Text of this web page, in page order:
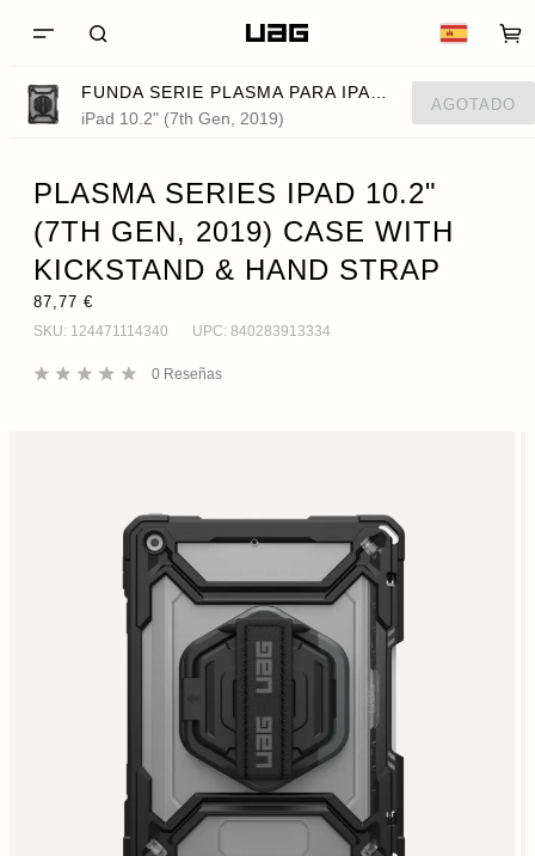
iPad 10.2" (7th Gen, 2019)
AGOTADO
PLASMA SERIES IPAD 10.2"
(7TH GEN, 2019) CASE WITH
KICKSTAND & HAND STRAP
87,77 €
SKU: 124471114340 UPC: 840283913334
0 Reseñas